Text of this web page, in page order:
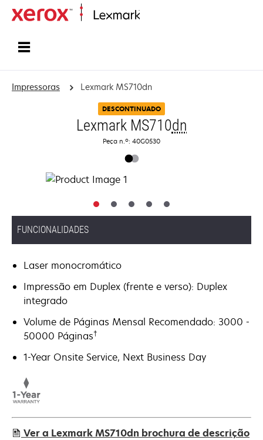
Impressoras Lexmark MS710dn
DESCONTINUADO
Lexmark MS710dn
Peça n.º: 40G0530
FUNCIONALIDADES
Laser monocromático
Impressão em Duplex (frente e verso): Duplex
integrado
Volume de Páginas Mensal Recomendado: 3000 -
50000 Páginas†
1-Year Onsite Service, Next Business Day
Ver a Lexmark MS710dn brochura de descrição